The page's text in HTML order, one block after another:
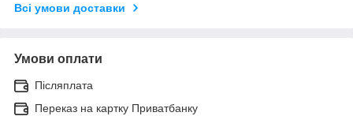
Всі умови доставки
Умови оплати
Післяплата
Переказ на картку Приватбанку